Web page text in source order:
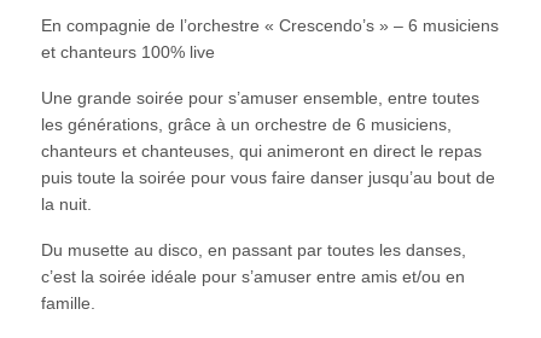
En compagnie de l’orchestre « Crescendo’s » – 6 musiciens
et chanteurs 100% live
Une grande soirée pour s’amuser ensemble, entre toutes
les générations, grâce à un orchestre de 6 musiciens,
chanteurs et chanteuses, qui animeront en direct le repas
puis toute la soirée pour vous faire danser jusqu’au bout de
la nuit.
Du musette au disco, en passant par toutes les danses,
c’est la soirée idéale pour s’amuser entre amis et/ou en
famille.